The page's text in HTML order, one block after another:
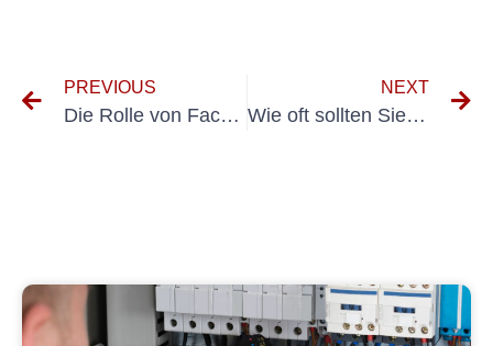
PREVIOUS
Die Rolle von Fachkräften bei der Prüfung elektrischer Anlagen: Was Sie wissen sollten
NEXT
Wie oft sollten Sie eine wiederkehrende Elektroüberprüfung einplanen? Ein umfassender Überblick